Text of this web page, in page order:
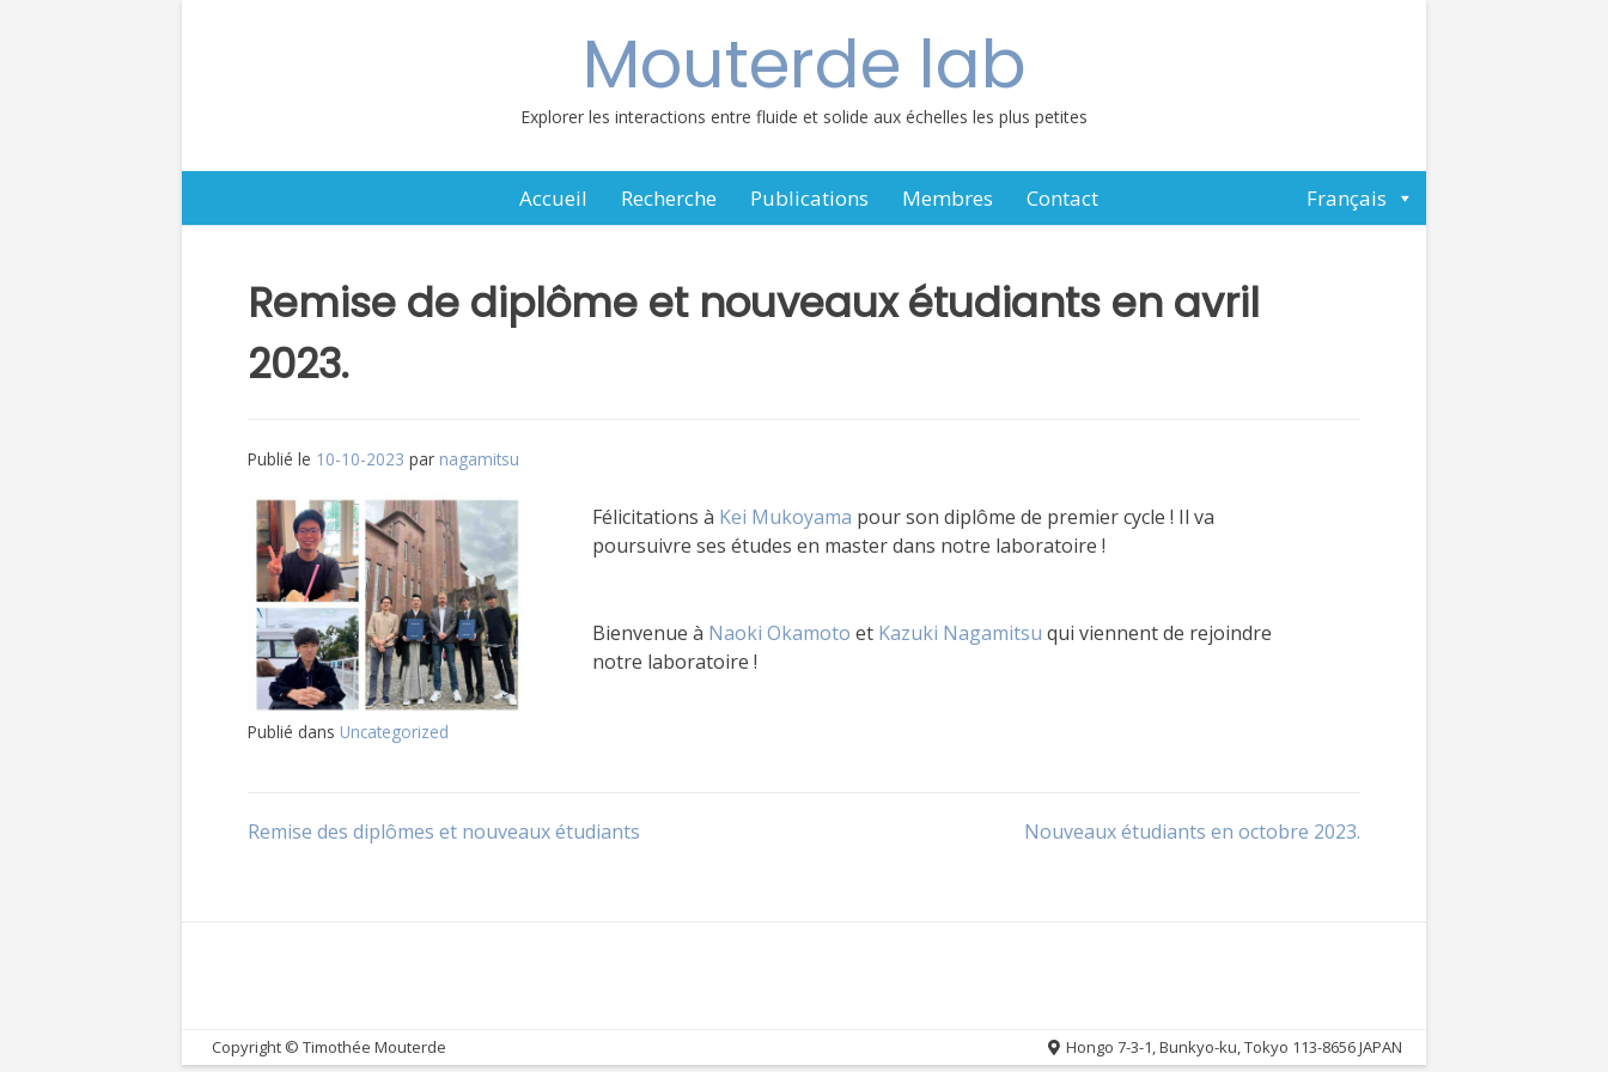
Mouterde lab
Explorer les interactions entre fluide et solide aux échelles les plus petites
Accueil Recherche Publications Membres Contact Français
Remise de diplôme et nouveaux étudiants en avril
2023.
Publié le 10-10-2023 par nagamitsu
Félicitations à Kei Mukoyama pour son diplôme de premier cycle ! Il va
poursuivre ses études en master dans notre laboratoire !
Bienvenue à Naoki Okamoto et Kazuki Nagamitsu qui viennent de rejoindre
notre laboratoire !
Publié dans Uncategorized
Navigation
Remise des diplômes et nouveaux étudiants Nouveaux étudiants en octobre 2023.
Hongo 7-3-1, Bunkyo-ku, Tokyo 113-8656 JAPAN